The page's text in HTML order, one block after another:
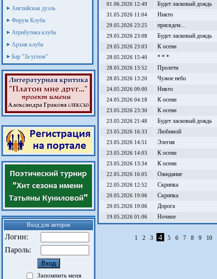
Английская дуэль
Форум Клуба
Атрибутика клуба
Архив клуба
Бар "За углом"
Вход для авторов
Логин:
Пароль:
Запомнить меня
01.06.2026 12:49 Будет ласковый дождь
31.05.2026 11:04 Никто
29.05.2026 23:25 присядем...
29.05.2026 23:08 Будет ласковый дождь
29.05.2026 23:03 К осени
28.05.2026 15:40 * * *
28.05.2026 13:52 Пролети
28.05.2026 13:20 Чужое небо
24.05.2026 09:00 Никто
24.05.2026 04:18 К осени
23.05.2026 23:30 К осени
23.05.2026 21:48 Будет ласковый дождь
23.05.2026 16:33 Любимой
23.05.2026 14:51 Элегия
23.05.2026 14:03 К осени
23.05.2026 13:34 К осени
22.05.2026 16:05 Ожидание
22.05.2026 12:52 Скрипка
20.05.2026 19:06 Скрипка
20.05.2026 19:06 Дорога
19.05.2026 01:06 Ночное
1 2 3 4 5 6 7 8 9 10